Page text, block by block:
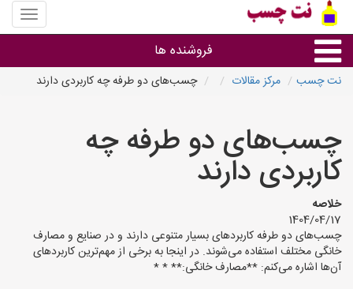
منوی
سایت
چسب
فروشنده ها
استان ها
نت چسب مرکز مقالات چسب‌های دو طرفه چه کاربردی دارند
چسب‌های دو طرفه چه
کاربردی دارند
خلاصه
1404/04/17
چسب‌های دو طرفه کاربردهای بسیار متنوعی دارند و در صنایع و مصارف
خانگی مختلف استفاده می‌شوند. در اینجا به برخی از مهم‌ترین کاربردهای
آن‌ها اشاره می‌کنم: **مصارف خانگی:** * *